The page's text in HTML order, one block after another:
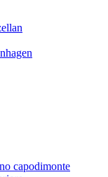
capodimonte